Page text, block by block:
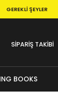
GEREKLI ŞEYLER
SİPARİŞ TAKİBİ
BOOKS